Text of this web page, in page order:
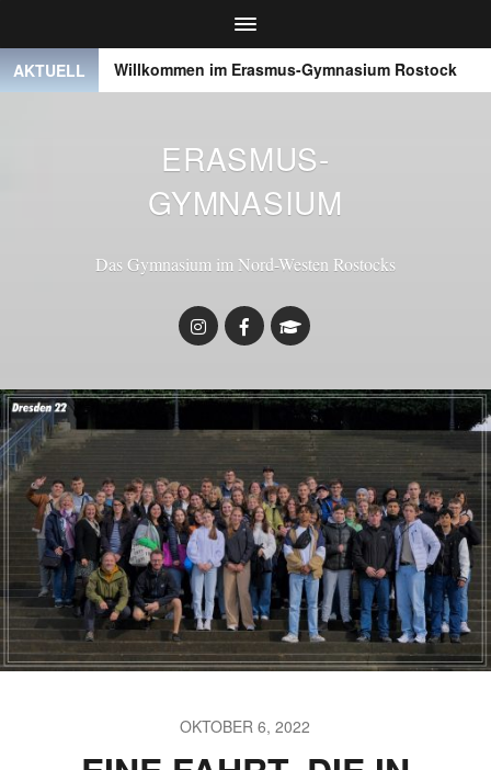
AKTUELL
Willkommen im Erasmus-Gymnasium Rostock ● ● ●
ERASMUS-
GYMNASIUM
Das Gymnasium im Nord-Westen Rostocks
OKTOBER 6, 2022